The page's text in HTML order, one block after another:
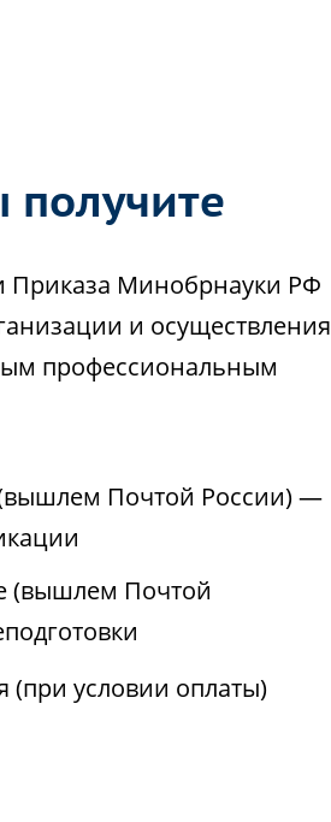
получите
Приказа Минобрнауки РФ
и осуществления
профессиональным
Почтой России) —
(вышлем Почтой
(при условии оплаты)